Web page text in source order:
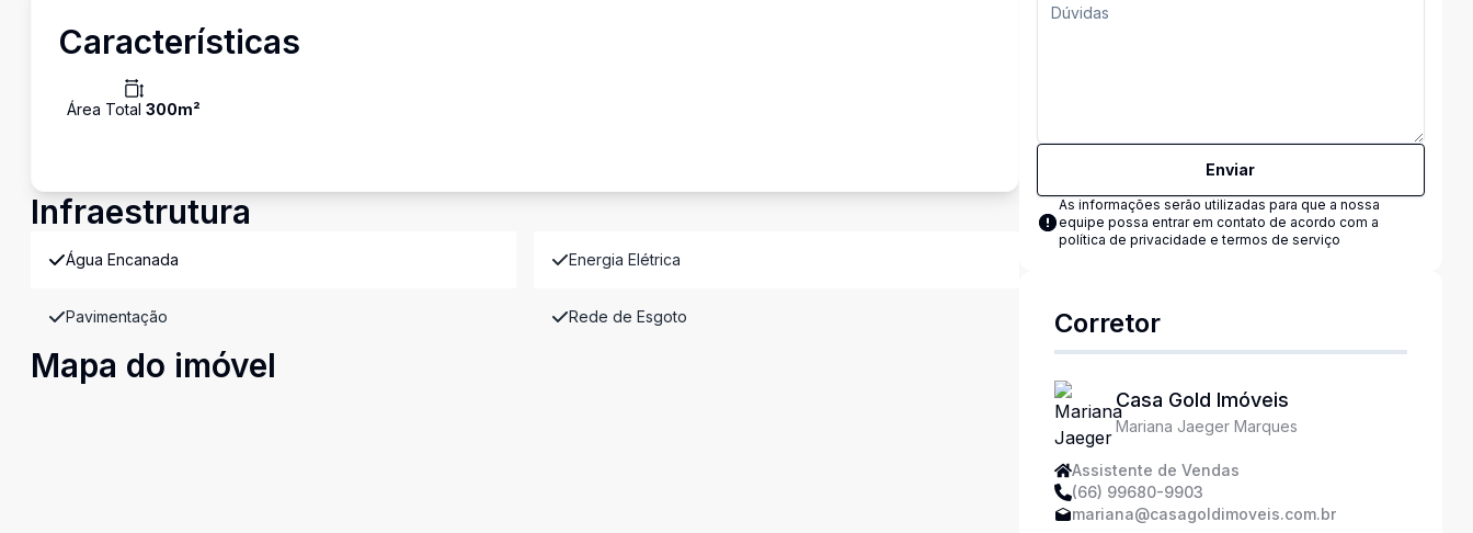
Características
Área Total 300m²
Infraestrutura
Água Encanada Energia Elétrica
Pavimentação Rede de Esgoto
Mapa do imóvel
Enviar
As informações serão utilizadas para que a nossa
equipe possa entrar em contato de acordo com a
política de privacidade e termos de serviço
Corretor
Casa Gold Imóveis
Mariana Jaeger Marques
Assistente de Vendas
(66) 99680-9903
mariana@casagoldimoveis.com.br